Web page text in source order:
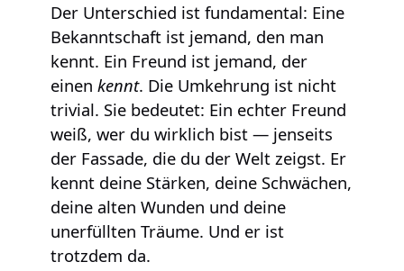
Der Unterschied ist fundamental: Eine
Bekanntschaft ist jemand, den man
kennt. Ein Freund ist jemand, der
einen kennt. Die Umkehrung ist nicht
trivial. Sie bedeutet: Ein echter Freund
weiß, wer du wirklich bist — jenseits
der Fassade, die du der Welt zeigst. Er
kennt deine Stärken, deine Schwächen,
deine alten Wunden und deine
unerfüllten Träume. Und er ist
trotzdem da.